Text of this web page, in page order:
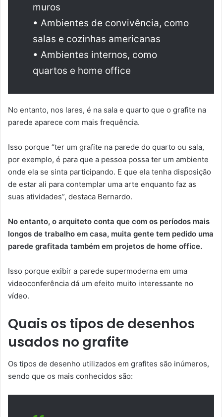
muros
• Ambientes de convivência, como
salas e cozinhas americanas
• Ambientes internos, como
quartos e home office
No entanto, nos lares, é na sala e quarto que o grafite na
parede aparece com mais frequência.
Isso porque “ter um grafite na parede do quarto ou sala,
por exemplo, é para que a pessoa possa ter um ambiente
onde ela se sinta participando. E que ela tenha disposição
de estar ali para contemplar uma arte enquanto faz as
suas atividades”, destaca Bernardo.
No entanto, o arquiteto conta que com os períodos mais
longos de trabalho em casa, muita gente tem pedido uma
parede grafitada também em projetos de home office.
Isso porque exibir a parede supermoderna em uma
videoconferência dá um efeito muito interessante no
vídeo.
Quais os tipos de desenhos
usados no grafite
Os tipos de desenho utilizados em grafites são inúmeros,
sendo que os mais conhecidos são: